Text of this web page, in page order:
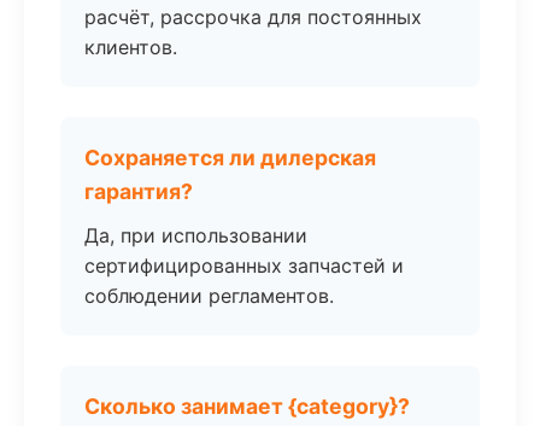
расчёт, рассрочка для постоянных
клиентов.
Сохраняется ли дилерская
гарантия?
Да, при использовании
сертифицированных запчастей и
соблюдении регламентов.
Сколько занимает {category}?